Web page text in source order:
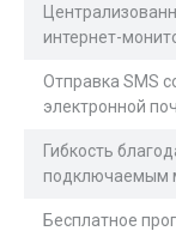
интернет-
Отправка SMS
электронной
Гибкость
подключаемым
Бесплатное